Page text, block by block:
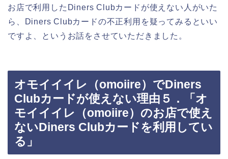
お店で利用したDiners Clubカードが使えない人がいた
ら、Diners Clubカードの不正利用を疑ってみるといい
ですよ、というお話をさせていただきました。
オモイイイレ（omoiire）でDiners
Clubカードが使えない理由５．「オ
モイイイレ（omoiire）のお店で使え
ないDiners Clubカードを利用してい
る」